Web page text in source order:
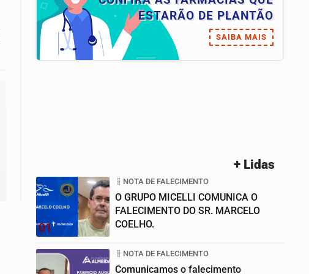
ESTARÃO DE PLANTÃO
SAIBA MAIS
+ Lidas
01
NOTA DE FALECIMENTO
O GRUPO MICELLI COMUNICA O
FALECIMENTO DO SR. MARCELO
COELHO.
NOTA DE FALECIMENTO
Comunicamos o falecimento